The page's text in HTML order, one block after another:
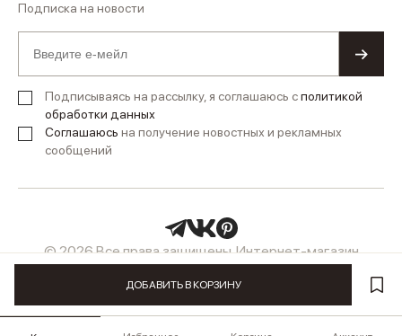
ДОБАВИТЬ В КОРЗИНУ
Подписка на новости
Подписываясь на рассылку, я соглашаюсь сполитикой
обработки данных
Соглашаюсь на получение новостных и рекламных
сообщений
© 2026 Все права защищены. Интернет-магазин
женской одежды LUSIO